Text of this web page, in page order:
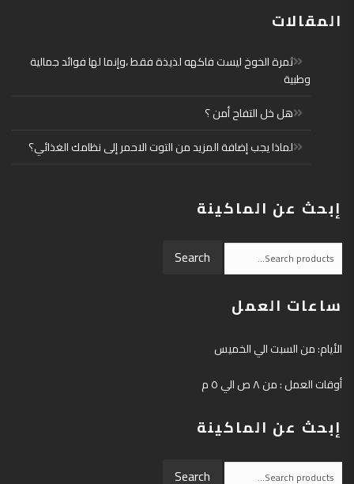
المقالات
ثمرة الخوخ ليست فاكهه لذيذة فقط ،وإنما لها فوائد جمالية
وطبية
هل خل التفاح أمن ؟
لماذا يجب إضافة المزيد من التوت الاحمر إلى نظامك الغذائي؟
إبحث عن الماكينة
Search
for:
Search
ساعات العمل
الأيام: من السبت الي الخميس
أوقات العمل : من ٨ ص الي ٥ م
إبحث عن الماكينة
Search
Search